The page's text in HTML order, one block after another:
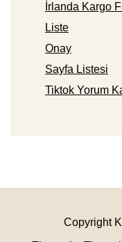
İrlanda Kargo
Liste
Onay
Sayfa Listesi
Tiktok Yorum
Copyright